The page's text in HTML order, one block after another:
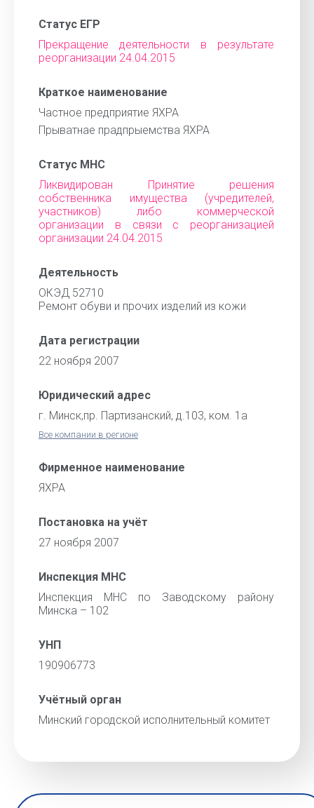
Статус ЕГР
Прекращение деятельности в результате
реорганизации 24.04.2015
Краткое наименование
Частное предприятие ЯХРА
Прыватнае прадпрыемства ЯХРА
Статус МНС
Ликвидирован Принятие решения
собственника имущества (учредителей,
участников) либо коммерческой
организации в связи с реорганизацией
организации 24.04.2015
Деятельность
ОКЭД 52710
Ремонт обуви и прочих изделий из кожи
Дата регистрации
22 ноября 2007
Юридический адрес
г. Минск,пр. Партизанский, д.103, ком. 1а
Все компании в регионе
Фирменное наименование
ЯХРА
Постановка на учёт
27 ноября 2007
Инспекция МНС
Инспекция МНС по Заводскому району
Минска – 102
УНП
190906773
Учётный орган
Минский городской исполнительный комитет